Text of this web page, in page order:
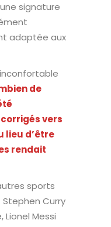
signature
adaptée aux
de
vers
lieu d’être
rendait
sports
Curry
Messi